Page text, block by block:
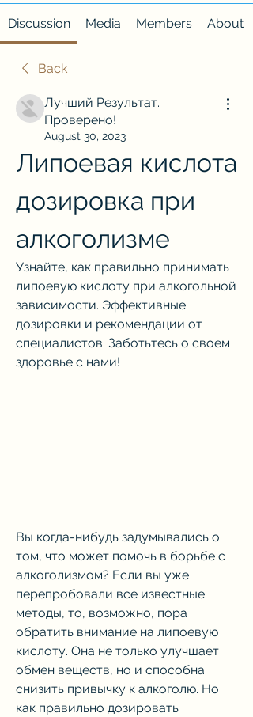
Discussion Media Members About
Back
Лучший Результат.
Проверено!
August 30, 2023
Липоевая кислота
дозировка при
алкоголизме
Узнайте, как правильно принимать
липоевую кислоту при алкогольной
зависимости. Эффективные
дозировки и рекомендации от
специалистов. Заботьтесь о своем
здоровье с нами!
Вы когда-нибудь задумывались о
том, что может помочь в борьбе с
алкоголизмом? Если вы уже
перепробовали все известные
методы, то, возможно, пора
обратить внимание на липоевую
кислоту. Она не только улучшает
обмен веществ, но и способна
снизить привычку к алкоголю. Но
как правильно дозировать